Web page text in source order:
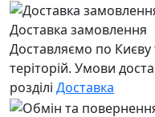
Доставка замовлення
Доставляємо по Києву
теріторій. Умови
розділі Доставка